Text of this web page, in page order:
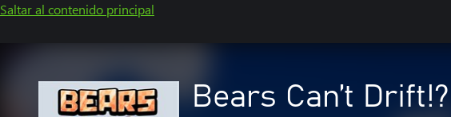
Saltar al contenido principal
Bears Can’t Drift!?